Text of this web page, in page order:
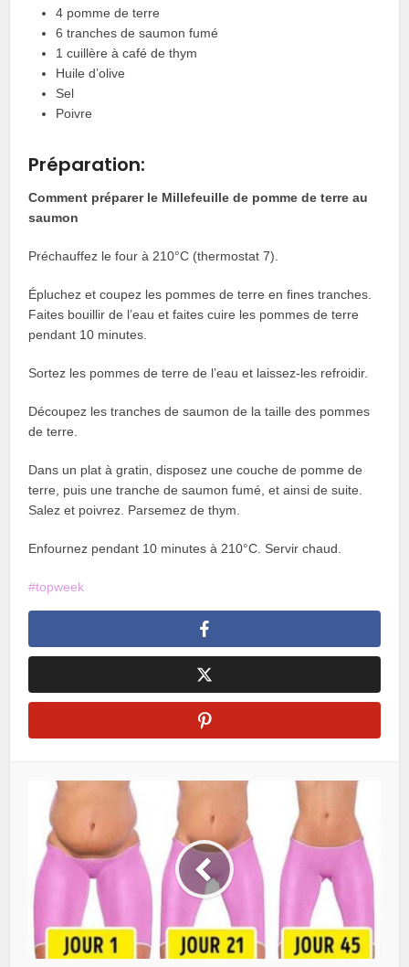
4 pomme de terre
6 tranches de saumon fumé
1 cuillère à café de thym
Huile d’olive
Sel
Poivre
Préparation:
Comment préparer le Millefeuille de pomme de terre au
saumon
Préchauffez le four à 210°C (thermostat 7).
Épluchez et coupez les pommes de terre en fines tranches.
Faites bouillir de l’eau et faites cuire les pommes de terre
pendant 10 minutes.
Sortez les pommes de terre de l’eau et laissez-les refroidir.
Découpez les tranches de saumon de la taille des pommes
de terre.
Dans un plat à gratin, disposez une couche de pomme de
terre, puis une tranche de saumon fumé, et ainsi de suite.
Salez et poivrez. Parsemez de thym.
Enfournez pendant 10 minutes à 210°C. Servir chaud.
topweek